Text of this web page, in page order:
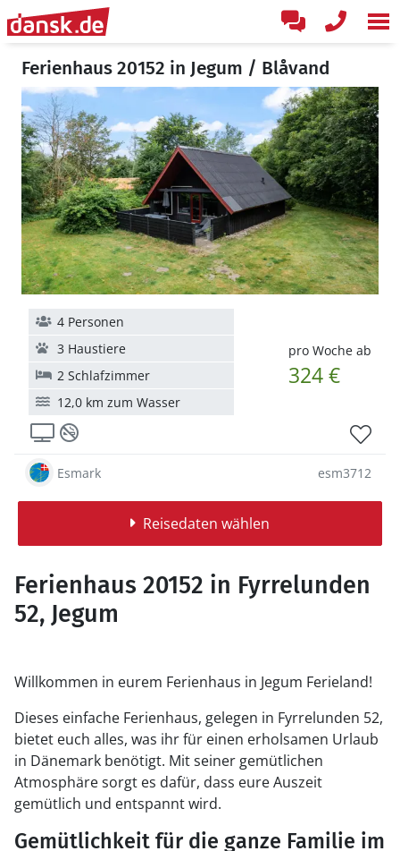
Ferienhaus 20152 in Jegum / Blåvand
pro Woche ab
324 €
4 Personen
3 Haustiere
2 Schlafzimmer
12,0 km zum Wasser
Esmark esm3712
Reisedaten wählen
Ferienhaus 20152 in Fyrrelunden
52, Jegum
Willkommen in eurem Ferienhaus in Jegum Ferieland!
Dieses einfache Ferienhaus, gelegen in Fyrrelunden 52,
bietet euch alles, was ihr für einen erholsamen Urlaub
in Dänemark benötigt. Mit seiner gemütlichen
Atmosphäre sorgt es dafür, dass eure Auszeit
gemütlich und entspannt wird.
Gemütlichkeit für die ganze Familie im